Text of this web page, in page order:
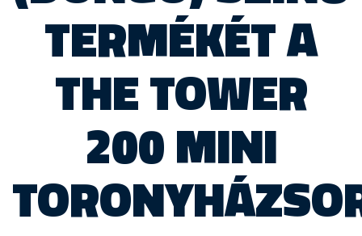
TERMÉKÉT A
THE TOWER
200 MINI